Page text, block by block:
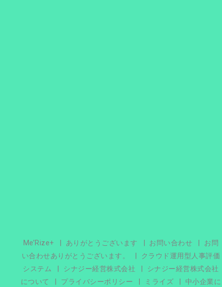
Me’Rize+ ありがとうございます お問い合わせ
お問
い合わせありがとうございます。
クラウド運用型人事評価
システム
シナジー経営株式会社
シナジー経営株式会社
について
プライバシーポリシー ミライズ 中小企業に